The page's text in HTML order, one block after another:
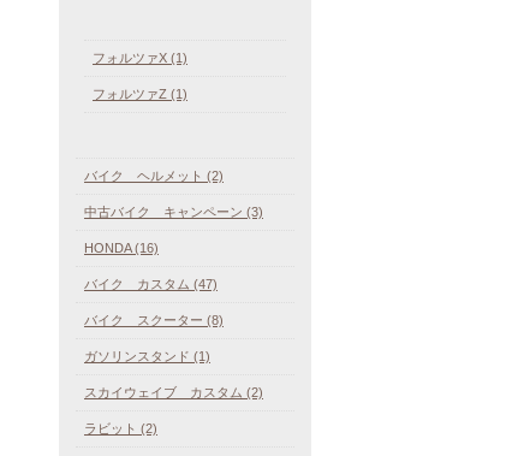
フォルツァX (1)
フォルツァZ (1)
バイク ヘルメット (2)
中古バイク キャンペーン (3)
HONDA (16)
バイク カスタム (47)
バイク スクーター (8)
ガソリンスタンド (1)
スカイウェイブ カスタム (2)
ラビット (2)